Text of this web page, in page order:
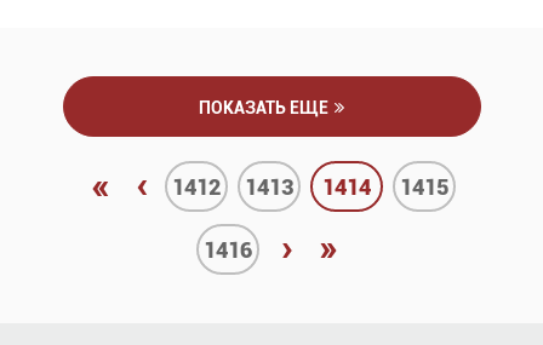
ПОКАЗАТЬ ЕЩЕ
« ‹ 1412 1413 1414 1415
1416 › »